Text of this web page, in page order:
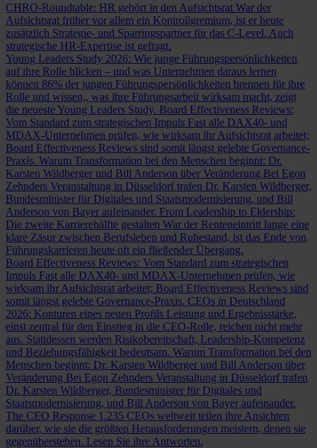
CHRO-Roundtable: HR gehört in den Aufsichtsrat War der
Aufsichtsrat früher vor allem ein Kontrollgremium, ist er heute
zusätzlich Strategie- und Sparringspartner für das C-Level. Auch
strategische HR-Expertise ist gefragt.
Young Leaders Study 2026: Wie junge Führungspersönlichkeiten
auf ihre Rolle blicken – und was Unternehmen daraus lernen
können 86% der jungen Führungspersönlichkeiten brennen für ihre
Rolle und wissen,, was ihre Führungsarbeit wirksam macht, zeigt
die neueste Young Leaders Study. Board Effectiveness Reviews:
Vom Standard zum strategischen Impuls Fast alle DAX40- und
MDAX-Unternehmen prüfen, wie wirksam ihr Aufsichtsrat arbeitet;
Board Effectiveness Reviews sind somit längst gelebte Governance-
Praxis. Warum Transformation bei den Menschen beginnt: Dr.
Karsten Wildberger und Bill Anderson über Veränderung Bei Egon
Zehnders Veranstaltung in Düsseldorf trafen Dr. Karsten Wildberger,
Bundesminister für Digitales und Staatsmodernisierung, und Bill
Anderson von Bayer aufeinander. From Leadership to Eldership:
Die zweite Karrierehälfte gestalten War der Renteneintritt lange eine
klare Zäsur zwischen Berufsleben und Ruhestand, ist das Ende von
Führungskarrieren heute oft ein fließender Übergang.
Board Effectiveness Reviews: Vom Standard zum strategischen
Impuls Fast alle DAX40- und MDAX-Unternehmen prüfen, wie
wirksam ihr Aufsichtsrat arbeitet; Board Effectiveness Reviews sind
somit längst gelebte Governance-Praxis. CEOs in Deutschland
2026: Konturen eines neuen Profils Leistung und Ergebnisstärke,
einst zentral für den Einstieg in die CEO-Rolle, reichen nicht mehr
aus. Stattdessen werden Risikobereitschaft, Leadership-Kompetenz
und Beziehungsfähigkeit bedeutsam. Warum Transformation bei den
Menschen beginnt: Dr. Karsten Wildberger und Bill Anderson über
Veränderung Bei Egon Zehnders Veranstaltung in Düsseldorf trafen
Dr. Karsten Wildberger, Bundesminister für Digitales und
Staatsmodernisierung, und Bill Anderson von Bayer aufeinander.
The CEO Response 1.235 CEOs weltweit teilen ihre Ansichten
darüber, wie sie die größten Herausforderungen meistern, denen sie
gegenüberstehen. Lesen Sie ihre Antworten.